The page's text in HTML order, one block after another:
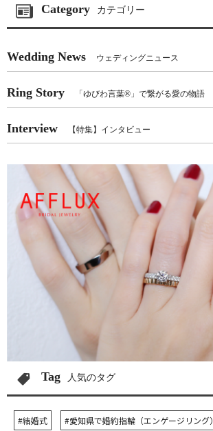
Category カテゴリー
Wedding News ウェディングニュース
Ring Story 「ゆびわ言葉®」で繋がる愛の物語
Interview 【特集】インタビュー
Tag 人気のタグ
#結婚式 #愛知県で婚約指輪（エンゲージリング）